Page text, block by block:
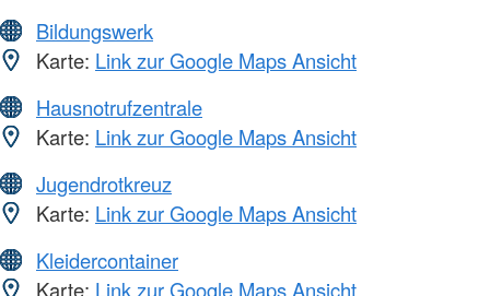
Bildungswerk
Karte: Link zur Google Maps Ansicht
Hausnotrufzentrale
Karte: Link zur Google Maps Ansicht
Jugendrotkreuz
Karte: Link zur Google Maps Ansicht
Kleidercontainer
Karte: Link zur Google Maps Ansicht